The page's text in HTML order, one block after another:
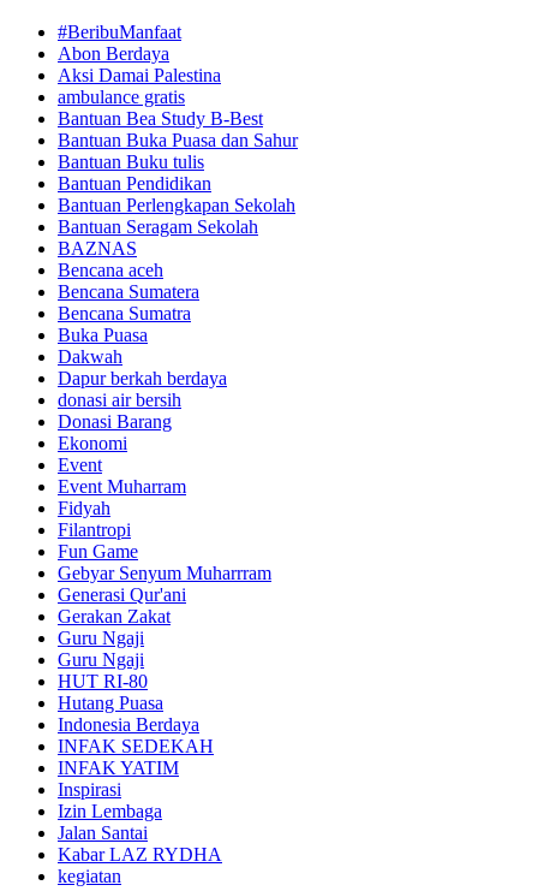
#BeribuManfaat
Abon Berdaya
Aksi Damai Palestina
ambulance gratis
Bantuan Bea Study B-Best
Bantuan Buka Puasa dan Sahur
Bantuan Buku tulis
Bantuan Pendidikan
Bantuan Perlengkapan Sekolah
Bantuan Seragam Sekolah
BAZNAS
Bencana aceh
Bencana Sumatera
Bencana Sumatra
Buka Puasa
Dakwah
Dapur berkah berdaya
donasi air bersih
Donasi Barang
Ekonomi
Event
Event Muharram
Fidyah
Filantropi
Fun Game
Gebyar Senyum Muharrram
Generasi Qur'ani
Gerakan Zakat
Guru Ngaji
Guru Ngaji
HUT RI-80
Hutang Puasa
Indonesia Berdaya
INFAK SEDEKAH
INFAK YATIM
Inspirasi
Izin Lembaga
Jalan Santai
Kabar LAZ RYDHA
kegiatan